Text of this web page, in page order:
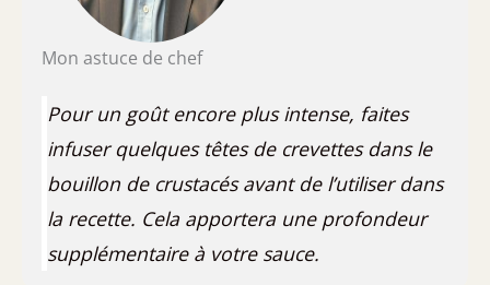
Mon astuce de chef
Pour un goût encore plus intense, faites
infuser quelques têtes de crevettes dans le
bouillon de crustacés avant de l’utiliser dans
la recette. Cela apportera une profondeur
supplémentaire à votre sauce.